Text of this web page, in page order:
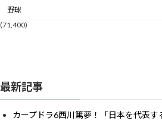
野球
(71,400)
最新記事
カープドラ6西川篤夢！「日本を代表